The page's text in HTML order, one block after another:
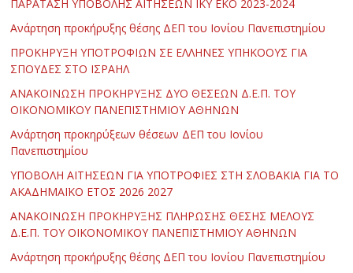
ΠΑΡΑΤΑΣΗ ΥΠΟΒΟΛΗΣ ΑΙΤΗΣΕΩΝ ΙΚΥ ΕΚΟ 2023-2024
Ανάρτηση προκήρυξης θέσης ΔΕΠ του Ιονίου Πανεπιστημίου
ΠΡΟΚΗΡΥΞΗ ΥΠΟΤΡΟΦΙΩΝ ΣΕ ΕΛΛΗΝΕΣ ΥΠΗΚΟΟΥΣ ΓΙΑ
ΣΠΟΥΔΕΣ ΣΤΟ ΙΣΡΑΗΛ
ΑΝΑΚΟΙΝΩΣΗ ΠΡΟΚΗΡΥΞΗΣ ΔΥΟ ΘΕΣΕΩΝ Δ.Ε.Π. ΤΟΥ
ΟΙΚΟΝΟΜΙΚΟΥ ΠΑΝΕΠΙΣΤΗΜΙΟΥ ΑΘΗΝΩΝ
Ανάρτηση προκηρύξεων θέσεων ΔΕΠ του Ιονίου
Πανεπιστημίου
ΥΠΟΒΟΛΗ ΑΙΤΗΣΕΩΝ ΓΙΑ ΥΠΟΤΡΟΦΙΕΣ ΣΤΗ ΣΛΟΒΑΚΙΑ ΓΙΑ ΤΟ
ΑΚΑΔΗΜΑΪΚΟ ΕΤΟΣ 2026 2027
ΑΝΑΚΟΙΝΩΣΗ ΠΡΟΚΗΡΥΞΗΣ ΠΛΗΡΩΣΗΣ ΘΕΣΗΣ ΜΕΛΟΥΣ
Δ.Ε.Π. ΤΟΥ ΟΙΚΟΝΟΜΙΚΟΥ ΠΑΝΕΠΙΣΤΗΜΙΟΥ ΑΘΗΝΩΝ
Ανάρτηση προκήρυξης θέσης ΔΕΠ του Ιονίου Πανεπιστημίου